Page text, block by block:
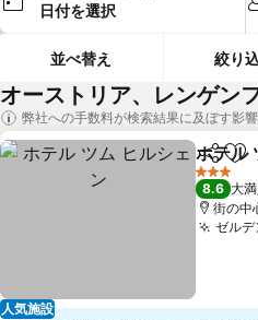
日付を選択
並べ替え 絞り
オーストリア、レンゲン
弊社への手数料が検索結果に及ぼす影
人気施設
シェアお
ホテル
3 ホテル
8.6 大
街の中
ゼルデ